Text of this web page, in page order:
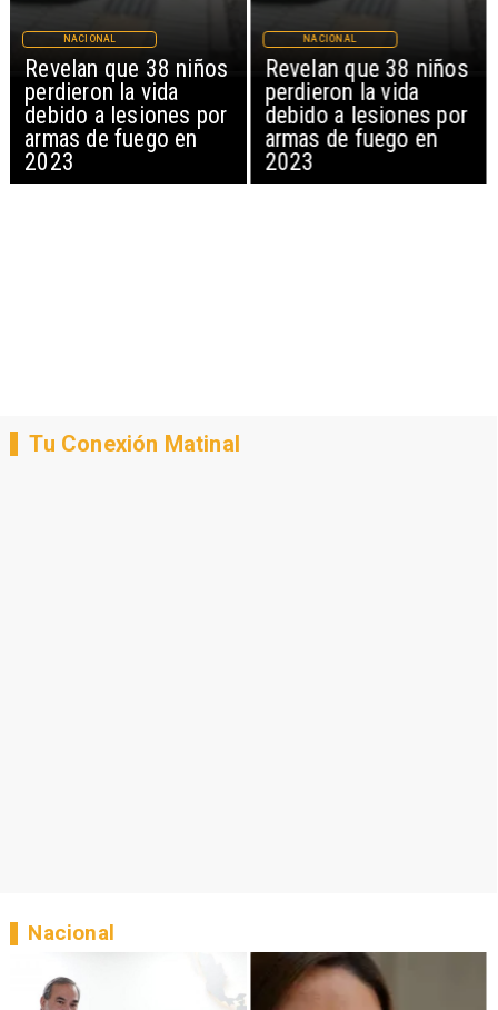
Revelan que 38 niños
perdieron la vida
debido a lesiones por
armas de fuego en
2023
NACIONAL
Revelan que 38 niños
perdieron la vida
debido a lesiones por
armas de fuego en
2023
NACIONAL
Tu Conexión Matinal
Nacional